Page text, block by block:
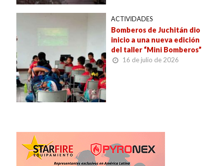
ACTIVIDADES
Bomberos de Juchitán dio
inicio a una nueva edición
del taller “Mini Bomberos”
16 de julio de 2026